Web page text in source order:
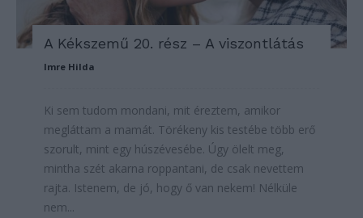
A Kékszemű 20. rész – A viszontlátás
Imre Hilda
Ki sem tudom mondani, mit éreztem, amikor
megláttam a mamát. Törékeny kis testébe több erő
szorult, mint egy húszévesébe. Úgy ölelt meg,
mintha szét akarna roppantani, de csak nevettem
rajta. Istenem, de jó, hogy ő van nekem! Nélküle
nem...